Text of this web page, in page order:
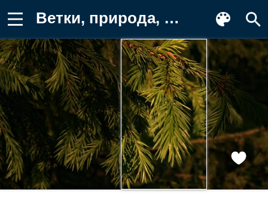
Ветки, природа, зелень, лес, фото Картинка